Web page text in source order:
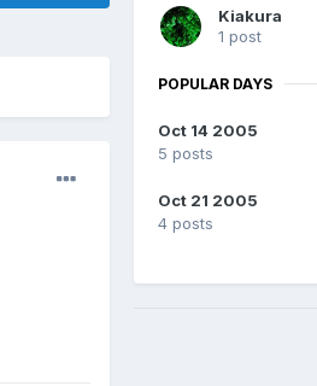
Kiakura
1 post
POPULAR DAYS
Oct 14 2005
5 posts
Oct 21 2005
4 posts